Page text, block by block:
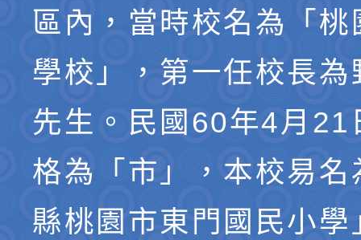
區內，當時校名為「桃
學校」，第一任校長為
先生。民國60年4月21
格為「市」，本校易名
縣桃園市東門國民小學